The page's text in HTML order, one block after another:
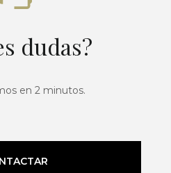
dudas?
en 2 minutos.